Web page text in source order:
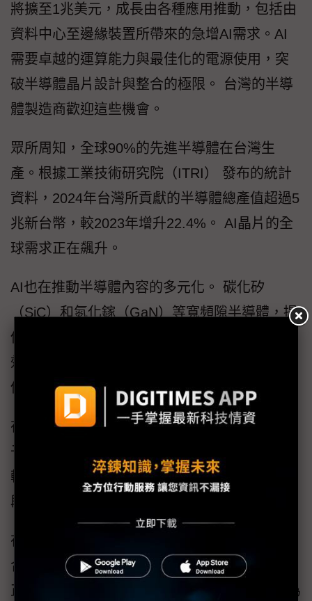
將擴至1兆美元，成長由各種應用推動，包括由
資料中心至邊緣裝置所帶來的急增AI需求。AI
需要卓越的運算能力與最佳化的電源使用，突
破半導體晶片設計與整合的極限。 台灣的半導
體製造商歡迎這些機會。
眾所周知，全球90%的先進半導體在台灣生
產。根據工業技術研究院（ITRI） 發布的統計
資料，2024年台灣所貢獻的半導體總產值超過5
兆新台幣，較2023年增升22.4%。 AI晶片的全
球需求正在飆升。
AI也在推動半導體內容的多元化。 碳化矽
（SiC）和氮化鎵（GaN）等寬頻隙半導體，提
供更高的功率、更快的速度以及更佳的熱轉換
效率，因此在 AI 系統中，這些半導體對於高效
供電的重要性日益提升。
在資料中心和HPC環境中，AI的發展也推動光
子學與共封裝光學元件的發展，以提高數據傳
輸速度與能源效率。 量子運算仍處於早期階
段，但最終可能重塑AI的運算方式。
在上述各個領域中，先進封裝是把不同技術整
合成小巧高效系統的基礎。 台灣的技術領導者
正在推動這種先進封裝創新，KLA很榮幸能成為